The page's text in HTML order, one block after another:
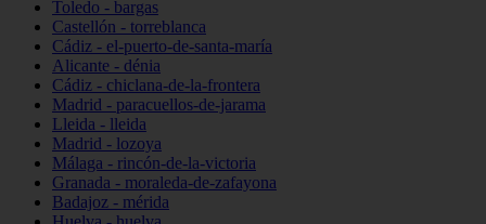
Toledo - bargas
Castellón - torreblanca
Cádiz - el-puerto-de-santa-maría
Alicante - dénia
Cádiz - chiclana-de-la-frontera
Madrid - paracuellos-de-jarama
Lleida - lleida
Madrid - lozoya
Málaga - rincón-de-la-victoria
Granada - moraleda-de-zafayona
Badajoz - mérida